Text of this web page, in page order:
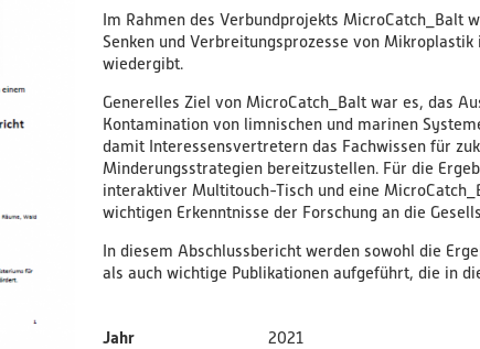
Im Rahmen des Verbundprojekts MicroCatch_Balt
Senken und Verbreitungsprozesse von
wiedergibt.
Generelles Ziel von MicroCatch_Balt war es, das
Kontamination von limnischen und marinen
damit Interessensvertretern das Fachwissen für
Minderungsstrategien bereitzustellen. Für die
interaktiver Multitouch-Tisch und eine
wichtigen Erkenntnisse der Forschung an die
In diesem Abschlussbericht werden sowohl die
als auch wichtige Publikationen aufgeführt, die in
Jahr
2021